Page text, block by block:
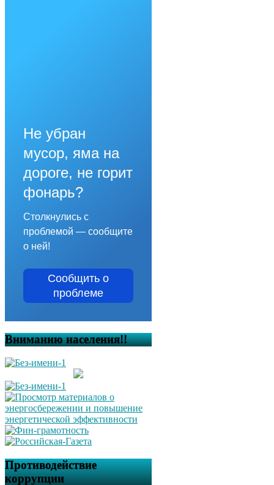
Не убран
мусор, яма на
дороге, не горит
фонарь?
Столкнулись с
проблемой — сообщите
о ней!
Сообщить о
проблеме
Вниманию населения!!
Противодействие
коррупции